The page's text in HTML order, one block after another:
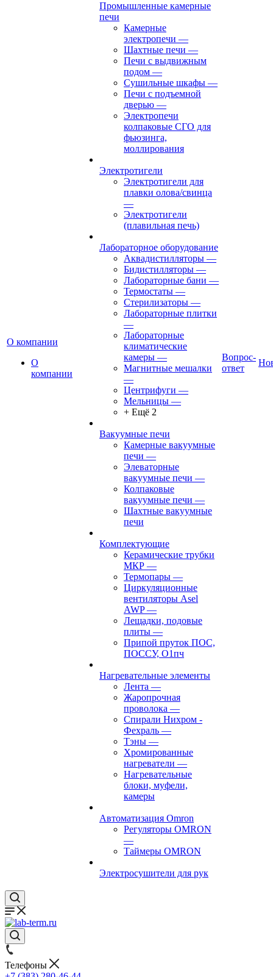
О компании
О
компании
Промышленные камерные
печи
Камерные
электропечи —
Шахтные печи —
Печи с выдвижным
подом —
Сушильные шкафы —
Печи с подъемной
дверью —
Электропечи
колпаковые СГО для
фьюзинга,
моллирования
Электротигели
Электротигели для
плавки олова/свинца
—
Электротигели
(плавильная печь)
Лабораторное оборудование
Аквадистилляторы —
Бидистилляторы —
Лабораторные бани —
Термостаты —
Стерилизаторы —
Лабораторные плитки
—
Лабораторные
климатические
камеры —
Магнитные мешалки
—
Центрифуги —
Мельницы —
+ Ещё 2
Вакуумные печи
Камерные вакуумные
печи —
Элеваторные
вакуумные печи —
Колпаковые
вакуумные печи —
Шахтные вакуумные
печи
Комплектующие
Керамические трубки
МКР —
Термопары —
Циркуляционные
вентиляторы Asel
AWP—
Лещадки, подовые
плиты —
Припой пруток ПОС,
ПОССУ, О1пч
Нагревательные элементы
Лента —
Жаропрочная
проволока —
Спирали Нихром -
Фехраль —
Тэны —
Хромированные
нагреватели —
Нагревательные
блоки, муфели,
камеры
Автоматизация Omron
Регуляторы OMRON
—
Таймеры OMRON
Электросушители для рук
Вопрос-
ответ
Телефоны